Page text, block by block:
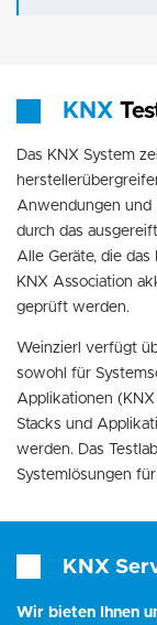
KNX
Das KNX System
Anwendungen und
durch das
Alle Geräte, die
KNX Association
geprüft werden.
Weinzierl verfügt
sowohl für
Applikationen
Stacks und
werden. Das
Systemlösungen für
KNX
Wir bieten Ihnen